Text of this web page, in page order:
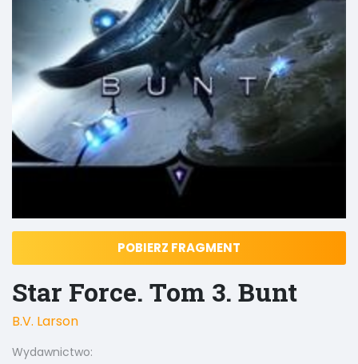
POBIERZ FRAGMENT
Star Force. Tom 3. Bunt
B.V. Larson
Wydawnictwo: